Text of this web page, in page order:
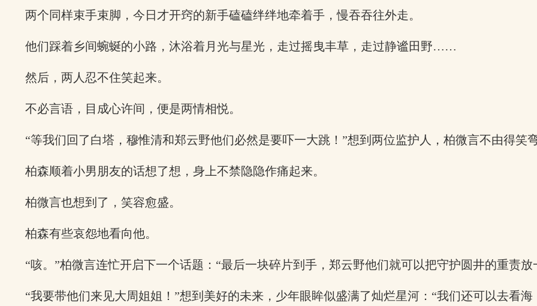
两个同样束手束脚，今日才开窍的新手磕磕绊绊地牵着手，慢吞吞往外走。
他们踩着乡间蜿蜒的小路，沐浴着月光与星光，走过摇曳丰草，走过静谧田野……
然后，两人忍不住笑起来。
不必言语，目成心许间，便是两情相悦。
“等我们回了白塔，穆惟清和郑云野他们必然是要吓一大跳！”想到两位监护人，柏微言不由得笑
柏森顺着小男朋友的话想了想，身上不禁隐隐作痛起来。
柏微言也想到了，笑容愈盛。
柏森有些哀怨地看向他。
“咳。”柏微言连忙开启下一个话题：“最后一块碎片到手，郑云野他们就可以把守护圆井的重责放
“我要带他们来见大周姐姐！”想到美好的未来，少年眼眸似盛满了灿烂星河：“我们还可以去看